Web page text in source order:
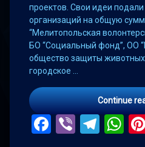
проектов. Свои идеи
организаций на общую
“Мелитопольская
БО “Социальный фонд”, ОО
общество защиты
городское …
Continue
Facebook
Viber